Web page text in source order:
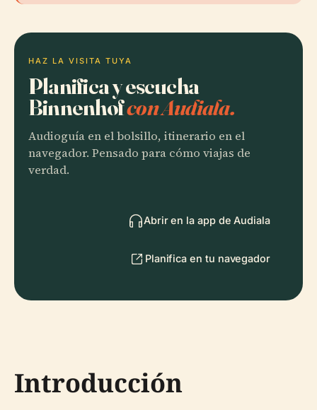
HAZ LA VISITA TUYA
Planifica y escucha
Binnenhofcon Audiala.
Audioguía en el bolsillo, itinerario en el
navegador. Pensado para cómo viajas de
verdad.
Abrir en la app de Audiala
Planifica en tu navegador
Introducción